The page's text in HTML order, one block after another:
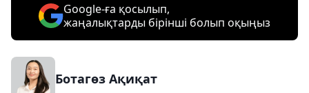
Google-ға қосылып,
жаңалықтарды бірінші болып оқыңыз
Ботагөз Ақиқат